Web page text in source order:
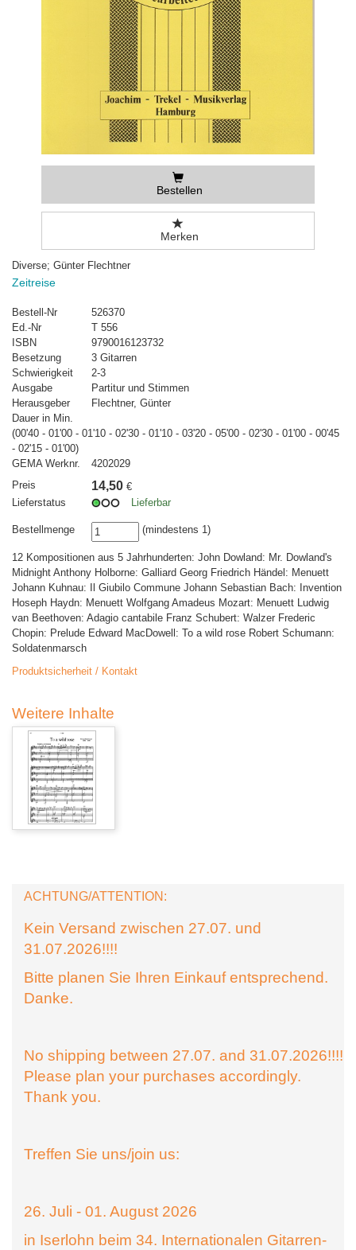
Bestellen
Merken
Diverse; Günter Flechtner
Zeitreise
Bestell-Nr
526370
Ed.-Nr
T 556
ISBN
9790016123732
Besetzung
3 Gitarren
Schwierigkeit
2-3
Ausgabe
Partitur und Stimmen
Herausgeber
Flechtner, Günter
Dauer in Min.
(00'40 - 01'00 - 01'10 - 02'30 - 01'10 - 03'20 - 05'00 - 02'30 - 01'00 - 00'45
- 02'15 - 01'00)
GEMA Werknr.
4202029
Preis
14,50 €
Lieferstatus
Lieferbar
Bestellmenge (mindestens 1)
12 Kompositionen aus 5 Jahrhunderten: John Dowland: Mr. Dowland's
Midnight Anthony Holborne: Galliard Georg Friedrich Händel: Menuett
Johann Kuhnau: Il Giubilo Commune Johann Sebastian Bach: Invention
Hoseph Haydn: Menuett Wolfgang Amadeus Mozart: Menuett Ludwig
van Beethoven: Adagio cantabile Franz Schubert: Walzer Frederic
Chopin: Prelude Edward MacDowell: To a wild rose Robert Schumann:
Soldatenmarsch
Produktsicherheit / Kontakt
Weitere Inhalte
ACHTUNG/ATTENTION:
Kein Versand zwischen 27.07. und
31.07.2026!!!!
Bitte planen Sie Ihren Einkauf entsprechend.
Danke.
No shipping between 27.07. and 31.07.2026!!!!
Please plan your purchases accordingly.
Thank you.
Treffen Sie uns/join us:
26. Juli - 01. August 2026
in Iserlohn beim 34. Internationalen Gitarren-